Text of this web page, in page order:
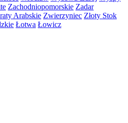
Zachodniopomorskie Zadar
Arabskie Zwierzyniec Złoty Stok
Łotwa Łowicz